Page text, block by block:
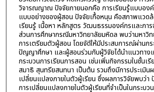
วิจารณญาณ ปัจจัยภายนอกคือ การเรียนรู้แบบอง
แบบอย่างของผู้สอน ปัจจัยเกื้อหนุน คือสภาพแวด
เรียนรู้ เนื้อหา หลักสูตร วัฒนธรรมองค์กรและกา
ส่วนการศึกษากรณีมหาวิทยาลัยมหิดล พบว่ามหาวิท
การเตรียมตัวผู้สอน โดยจัดัให้มีประสบการณ์ผ่านก
ปัญญาศึกษา และผู้สอนร่วมกับผู้วิจัยได้นำแนวทาง
กระบวนการเรียนการสอน เช่นเพิ่มกิจกรรมในชั้นเรี
สมาธิ สุนทรียสนทนา เป็นต้น รวมถึงมีการประเมิน
เปลี่ยนแปลงภายในตัวผู้เรียน ซึ่งผลการวิจัยพบว่า
การเปลี่ยนแปลงภายในตัวผู้เรียนที่จำเป็นในกระบ